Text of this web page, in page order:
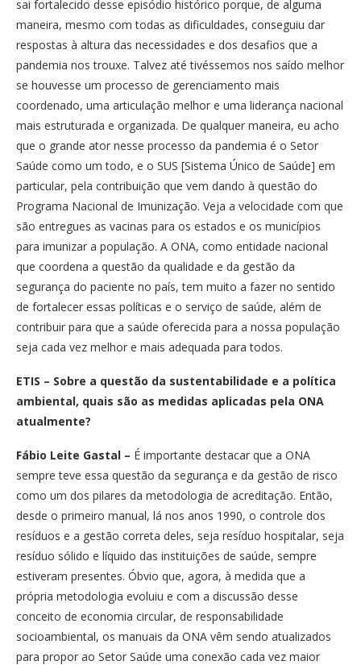
sai fortalecido desse episódio histórico porque, de alguma
maneira, mesmo com todas as dificuldades, conseguiu dar
respostas à altura das necessidades e dos desafios que a
pandemia nos trouxe. Talvez até tivéssemos nos saído melhor
se houvesse um processo de gerenciamento mais
coordenado, uma articulação melhor e uma liderança nacional
mais estruturada e organizada. De qualquer maneira, eu acho
que o grande ator nesse processo da pandemia é o Setor
Saúde como um todo, e o SUS [Sistema Único de Saúde] em
particular, pela contribuição que vem dando à questão do
Programa Nacional de Imunização. Veja a velocidade com que
são entregues as vacinas para os estados e os municípios
para imunizar a população. A ONA, como entidade nacional
que coordena a questão da qualidade e da gestão da
segurança do paciente no país, tem muito a fazer no sentido
de fortalecer essas políticas e o serviço de saúde, além de
contribuir para que a saúde oferecida para a nossa população
seja cada vez melhor e mais adequada para todos.
ETIS – Sobre a questão da sustentabilidade e a política
ambiental, quais são as medidas aplicadas pela ONA
atualmente?
Fábio Leite Gastal – É importante destacar que a ONA
sempre teve essa questão da segurança e da gestão de risco
como um dos pilares da metodologia de acreditação. Então,
desde o primeiro manual, lá nos anos 1990, o controle dos
resíduos e a gestão correta deles, seja resíduo hospitalar, seja
resíduo sólido e líquido das instituições de saúde, sempre
estiveram presentes. Óbvio que, agora, à medida que a
própria metodologia evoluiu e com a discussão desse
conceito de economia circular, de responsabilidade
socioambiental, os manuais da ONA vêm sendo atualizados
para propor ao Setor Saúde uma conexão cada vez maior